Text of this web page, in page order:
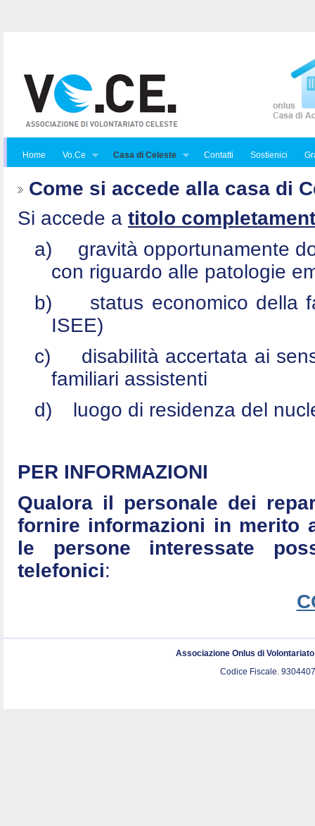
Home Vo.Ce Casa di Celeste Contatti Sostienici
Come si accede alla casa di
Si accede a titolo
a)
gravità opportunamente
con riguardo alle patologie
b)
status economico della
ISEE)
c)
disabilità accertata ai
familiari assistenti
d)
luogo di residenza del
PER INFORMAZIONI
Qualora il personale dei
fornire informazioni in merito
le persone interessate
telefonici:
Associazione Onlus di
Codice Fiscale.